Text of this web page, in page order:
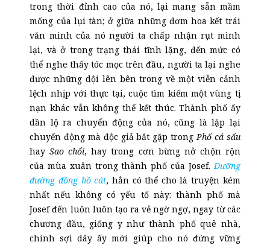
trong thời đỉnh cao của nó, lại mang sẵn mầm
mống của lụi tàn; ở giữa những đơm hoa kết trái
văn minh của nó người ta chấp nhận rụt mình
lại, và ở trong trạng thái tĩnh lặng, đến mức có
thể nghe thấy tóc mọc trên đầu, người ta lại nghe
được những dội lên bên trong về một viễn cảnh
lệch nhịp với thực tại, cuộc tìm kiếm một vùng tị
nạn khác vẫn không thể kết thúc. Thành phố ấy
dần lộ ra chuyển động của nó, cũng là lặp lại
chuyển động mà độc giả bắt gặp trongPhố cá sấu
haySao chổi, hay trong cơn bừng nở chộn rộn
của mùa xuân trong thành phố của Josef.Dưỡng
đường đồng hồ cát, hẳn có thể cho là truyện kém
nhất nếu không có yếu tố này: thành phố mà
Josef đến luôn luôn tạo ra vẻ ngờ ngợ, ngay từ các
chương đầu, giống y như thành phố quê nhà,
chính sợi dây ấy mới giúp cho nó đứng vững